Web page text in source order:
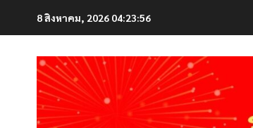
8 สิงหาคม, 2026 04:23:57